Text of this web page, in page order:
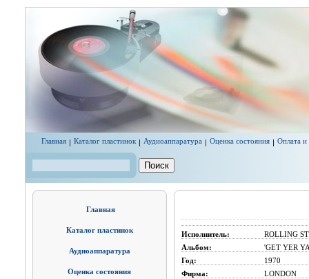
Главная Каталог пластинок Аудиоаппаратура Оценка состояния Оплата и
Главная
Каталог пластинок
Аудиоаппаратура
Оценка состояния
Исполнитель:
ROLLING
Альбом:
'GET YER
Год:
1970
Фирма:
LONDON